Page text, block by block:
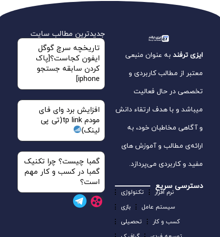
ایزی ترفند به عنوان منبعی
معتبر از مطالب کاربردی و
تخصصی در حال فعالیت
میباشد و با هدف ارتقاء دانش
و آگاهی مخاطبان خود، به
ارائه‌ی مطالب و آموزش‌ های
مفید و کاربردی می‌پردازد.
دسترسی سریع
نرم افزار
تکنولوژی
سیستم عامل
بازی
کسب و کار
تحصیلی
جدیدترین مطالب سایت
تاریخچه سرچ گوگل
ایفون کجاست؟[پاک
کردن سابقه جستجو
iphone]
افزایش برد وای فای
مودم tp link(تی پی
لینک)
گمبا چیست؟ چرا تکنیک
گمبا در کسب و کار مهم
است؟